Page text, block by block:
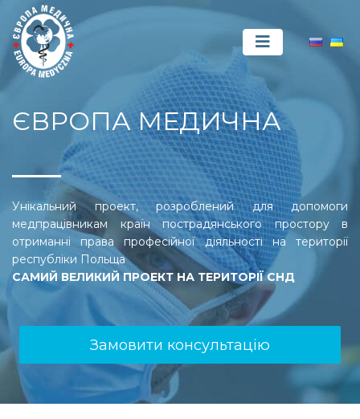
ЄВРОПА МЕДИЧНА
Унікальний проект, розроблений для допомоги
медпрацівникам країн пострадянського простору в
отриманні права професійної діяльності на території
республіки Польща
САМИЙ ВЕЛИКИЙ ПРОЕКТ НА ТЕРИТОРІЇ СНД
Замовити консультацію